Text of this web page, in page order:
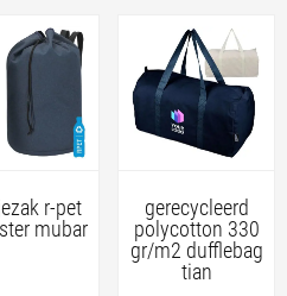
r-pet
mubar
gerecycleerd
polycotton 330
gr/m2 dufflebag
tian